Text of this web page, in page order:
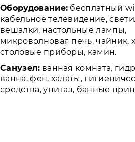
Оборудование: бесплатный
кабельное телевидение,
вешалки, настольные лампы,
микроволновая печь, чайник,
столовые приборы, камин.
Санузел: ванная комната,
ванна, фен, халаты,
средства, унитаз, банные